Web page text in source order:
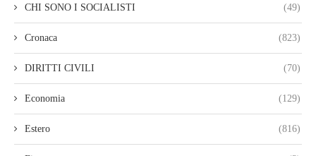
CHI SONO I SOCIALISTI (49)
Cronaca (823)
DIRITTI CIVILI (70)
Economia (129)
Estero (816)